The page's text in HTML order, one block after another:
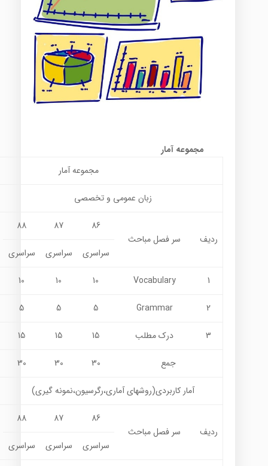
مجموعه آمار
مجموعه آمار
زبان عمومي و تخصصي
ردیف سر فصل مباحث
86
87
88
سراسری سراسری سراسری
1
Vocabulary
10
10
10
2
Grammar
5
5
5
3 درك مطلب 15
15
15
جمع 30
30
30
آمار كاربردي(روشهاي آماري،رگرسيون،نمونه گيري)
ردیف سر فصل مباحث
86
87
88
سراسری سراسری سراسری